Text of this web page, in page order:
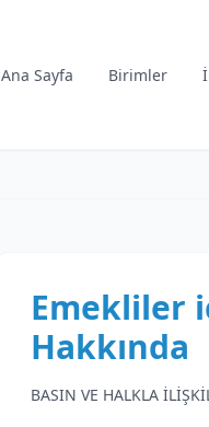
Ana Sayfa Birimler
Emekliler
Hakkında
BASIN VE HALKLA